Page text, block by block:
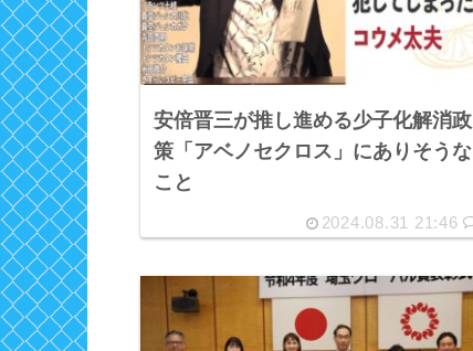
安倍晋三が推し進める少子化解消政
策「アベノセクロス」にありそうな
こと
2024.08.31 21:46